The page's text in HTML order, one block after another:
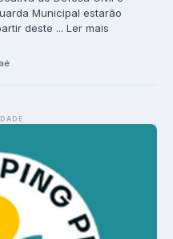
Municipal estarão
deste ... Ler mais